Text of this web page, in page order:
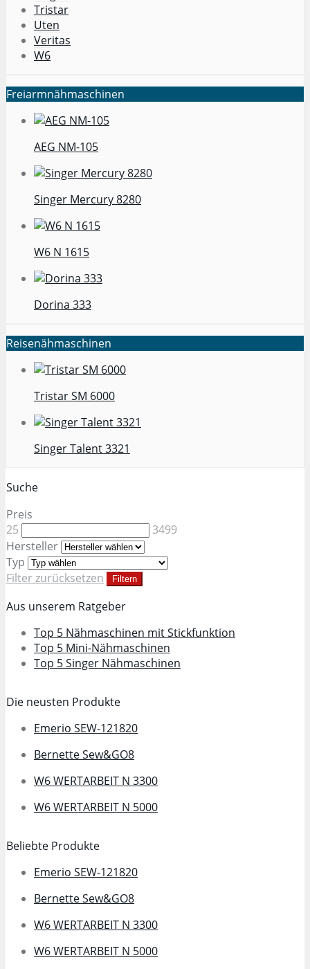
Tristar
Uten
Veritas
W6
Freiarmnähmaschinen
AEG NM-105
Singer Mercury 8280
W6 N 1615
Dorina 333
Reisenähmaschinen
Tristar SM 6000
Singer Talent 3321
Suche
Preis
25
3499
Hersteller
Typ
Filter zurücksetzen
Filtern
Aus unserem Ratgeber
Top 5 Nähmaschinen mit Stickfunktion
Top 5 Mini-Nähmaschinen
Top 5 Singer Nähmaschinen
Die neusten Produkte
Emerio SEW-121820
Bernette Sew&GO8
W6 WERTARBEIT N 3300
W6 WERTARBEIT N 5000
Beliebte Produkte
Emerio SEW-121820
Bernette Sew&GO8
W6 WERTARBEIT N 3300
W6 WERTARBEIT N 5000